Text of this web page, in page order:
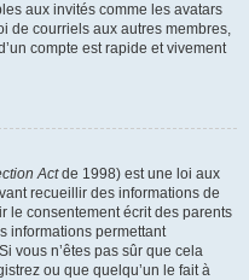
aux invités comme les avatars
de courriels aux autres membres,
compte est rapide et vivement
Actde 1998) est une loi aux
recueillir des informations de
le consentement écrit des parents
informations permettant
vous n’êtes pas sûr que cela
ou que quelqu’un le fait à